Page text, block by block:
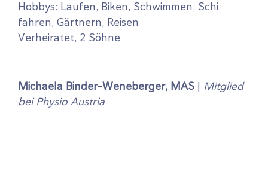
Hobbys: Laufen, Biken, Schwimmen, Schi
fahren, Gärtnern, Reisen
Verheiratet, 2 Söhne
Michaela Binder-Weneberger, MAS
Mitglied
bei Physio Austria